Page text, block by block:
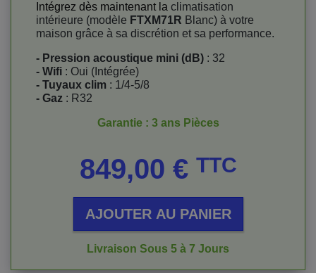
Intégrez dès maintenant la climatisation
intérieure (modèle FTXM71R Blanc) à votre
maison grâce à sa discrétion et sa performance.
- Pression acoustique mini (dB) : 32
- Wifi : Oui (Intégrée)
- Tuyaux clim : 1/4-5/8
- Gaz : R32
Garantie : 3 ans Pièces
849,00 € TTC
AJOUTER AU PANIER
Livraison Sous 5 à 7 Jours